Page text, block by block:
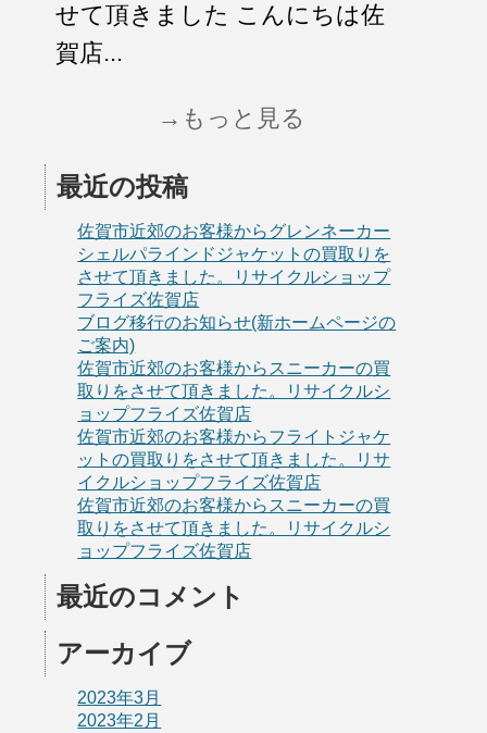
せて頂きました こんにちは佐
賀店...
→もっと見る
最近の投稿
佐賀市近郊のお客様からグレンネーカー
シェルパラインドジャケットの買取りを
させて頂きました。リサイクルショップ
フライズ佐賀店
ブログ移行のお知らせ(新ホームページの
ご案内)
佐賀市近郊のお客様からスニーカーの買
取りをさせて頂きました。リサイクルシ
ョップフライズ佐賀店
佐賀市近郊のお客様からフライトジャケ
ットの買取りをさせて頂きました。リサ
イクルショップフライズ佐賀店
佐賀市近郊のお客様からスニーカーの買
取りをさせて頂きました。リサイクルシ
ョップフライズ佐賀店
最近のコメント
アーカイブ
2023年3月
2023年2月